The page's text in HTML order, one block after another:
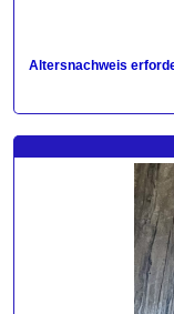
Altersnachweis